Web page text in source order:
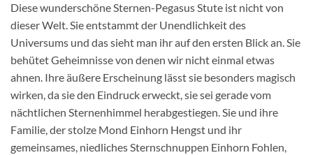
Diese wunderschöne Sternen-Pegasus Stute ist nicht von
dieser Welt. Sie entstammt der Unendlichkeit des
Universums und das sieht man ihr auf den ersten Blick an. Sie
behütet Geheimnisse von denen wir nicht einmal etwas
ahnen. Ihre äußere Erscheinung lässt sie besonders magisch
wirken, da sie den Eindruck erweckt, sie sei gerade vom
nächtlichen Sternenhimmel herabgestiegen. Sie und ihre
Familie, der stolze Mond Einhorn Hengst und ihr
gemeinsames, niedliches Sternschnuppen Einhorn Fohlen,